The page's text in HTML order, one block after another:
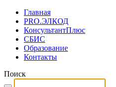
Главная
PRO.ЭЛКОД
КонсультантПлюс
СБИС
Образование
Контакты
Поиск